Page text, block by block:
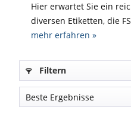
Hier erwartet Sie ein
diversen Etiketten, die
mehr erfahren »
Filtern